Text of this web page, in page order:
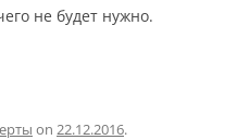
не будет нужно.
on 22.12.2016.